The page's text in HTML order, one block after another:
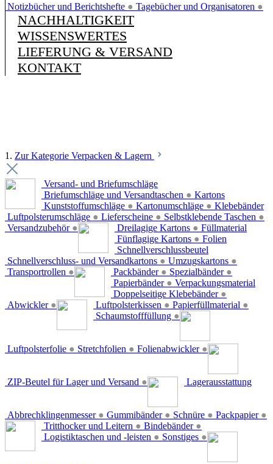
Notizbücher und Berichtshefte ● Tagebücher und Organisatoren ●
NACHHALTIGKEIT
WISSENSWERTES
LIEFERUNG & VERSAND
KONTAKT
1. Zur Kategorie Verpacken & Lagern
Versand- und Briefumschläge
Briefumschläge und Versandtaschen ●
Kunststoffumschläge ● Kartonumschläge ●
Luftpolsterumschläge ● Lieferscheine ● Selbstklebende Taschen ●
Versandzubehör ●
Kartons
Dreilagige Kartons ●
Fünflagige Kartons ●
Schnellverschluss- und Versandkartons ● Umzugskartons ●
Transportrollen ●
Klebebänder
Packbänder ● Spezialbänder ●
Papierbänder ●
Doppelseitige Klebebänder ●
Abwickler ●
Füllmaterial
Luftpolsterkissen ● Papierfüllmaterial ●
Schaumstofffüllung ●
Folien
Luftpolsterfolie ● Stretchfolien ● Folienabwickler ●
Schnellverschlussbeutel
ZIP-Beutel für Lager und Versand ●
Verpackungsmaterial
Abbrechklingenmesser ● Gummibänder ● Schnüre ● Packpapier ●
Lagerausstattung
Tritthocker und Leitern ● Bindebänder ●
Logistiktaschen und -leisten ● Sonstiges ●